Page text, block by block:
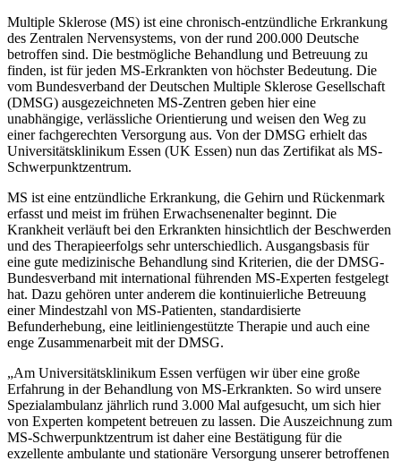
Multiple Sklerose (MS) ist eine chronisch-entzündliche Erkrankung
des Zentralen Nervensystems, von der rund 200.000 Deutsche
betroffen sind. Die bestmögliche Behandlung und Betreuung zu
finden, ist für jeden MS-Erkrankten von höchster Bedeutung. Die
vom Bundesverband der Deutschen Multiple Sklerose Gesellschaft
(DMSG) ausgezeichneten MS-Zentren geben hier eine
unabhängige, verlässliche Orientierung und weisen den Weg zu
einer fachgerechten Versorgung aus. Von der DMSG erhielt das
Universitätsklinikum Essen (UK Essen) nun das Zertifikat als MS-
Schwerpunktzentrum.
MS ist eine entzündliche Erkrankung, die Gehirn und Rückenmark
erfasst und meist im frühen Erwachsenenalter beginnt. Die
Krankheit verläuft bei den Erkrankten hinsichtlich der Beschwerden
und des Therapieerfolgs sehr unterschiedlich. Ausgangsbasis für
eine gute medizinische Behandlung sind Kriterien, die der DMSG-
Bundesverband mit international führenden MS-Experten festgelegt
hat. Dazu gehören unter anderem die kontinuierliche Betreuung
einer Mindestzahl von MS-Patienten, standardisierte
Befunderhebung, eine leitliniengestützte Therapie und auch eine
enge Zusammenarbeit mit der DMSG.
„Am Universitätsklinikum Essen verfügen wir über eine große
Erfahrung in der Behandlung von MS-Erkrankten. So wird unsere
Spezialambulanz jährlich rund 3.000 Mal aufgesucht, um sich hier
von Experten kompetent betreuen zu lassen. Die Auszeichnung zum
MS-Schwerpunktzentrum ist daher eine Bestätigung für die
exzellente ambulante und stationäre Versorgung unserer betroffenen